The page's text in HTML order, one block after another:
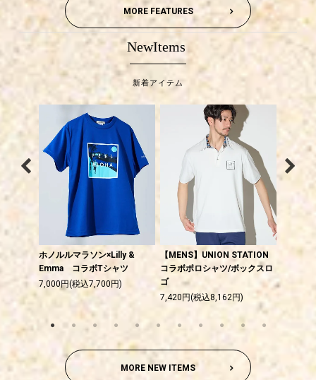
MORE FEATURES
NewItems
新着アイテム
ウェ
ホノルルマラソン×Lilly &
Emma コラボTシャツ
7,000円(税込7,700円)
【MENS】UNION STATION
コラボポロシャツ/ボックスロ
ゴ
7,420円(税込8,162円)
【
MORE NEW ITEMS